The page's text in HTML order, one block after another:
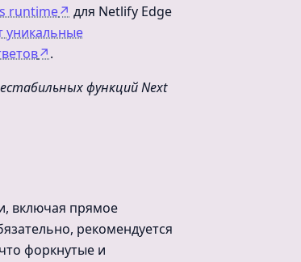
runtime↗ для Netlify Edge
уникальные
↗.
функций Next
включая прямое
рекомендуется
форкнутые и